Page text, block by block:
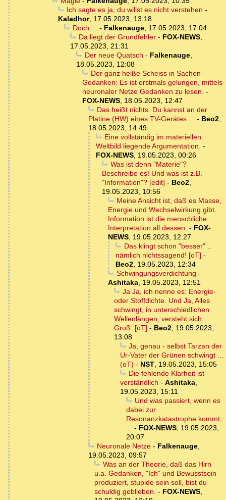
Ich sagte es ja, du willst es nicht verstehen -
Kaladhor, 17.05.2023, 13:18
Doch ...
- Falkenauge, 17.05.2023, 17:04
Da liegt der Grundfehler- FOX-NEWS,
17.05.2023, 21:31
Der neue Quatsch - Falkenauge,
18.05.2023, 12:08
Der ganz heiße Scheiss in Sachen
Gedanken: Es ist erstmals gelungen, mittels
neuronaler Netze Gedanken zu lesen. -
FOX-NEWS 18.05.2023, 12:47
Das heißt nichts: Du kannst an der
Platine (HW) eines TV-Gerätes ...
- Beo2
18.05.2023, 14:49
Eine vollständig im materiellen
Weltbild liegende Argumentation. -
FOX-NEWS 19.05.2023, 00:26
Was ist denn "Materie"?
Beschreibe es! Und was ist z.B.
"Information"? [edit] - Beo2
19.05.2023, 10:56
Meine Ansicht ist, daß es Masse,
Energie und Wechselwirkung gibt.
Information ist die menschliche
Interpretation all dessen. - FOX-
NEWS 19.05.2023, 12:27
Das klingt schon "besser" ..
nämlich nichtssagend! [oT] -
Beo2 19.05.2023, 12:34
Schwingungsverdichtung -
Ashitaka 19.05.2023, 12:51
Ja Ja, ich nenne es: Energie-
oder Stoffdichte. Und Ja, Alles
schwingt, in unterschiedlichen
Wellenlängen, versteht sich.
Gruß. [oT] - Beo2 19.05.2023,
13:08
Ja, genau - selbst Tarzan der
Ur-Vater der Grünen schwingt ...
(oT) - NST 19.05.2023, 15:05
Die fehlende Klarheit ist
verständlich - Ashitaka
19.05.2023, 15:11
Und was passiert, wenn es
dabei zur
Resonanzkatastrophe kommt,
- FOX-NEWS 19.05.2023,
20:07
Neuronale Netze- Falkenauge,
19.05.2023, 09:57
Was an der Theorie, daß das Hirn
u.a. Gedanken, "Ich" und Bewusstsein
produziert, stupide sein soll, bist du
schuldig geblieben. - FOX-NEWS